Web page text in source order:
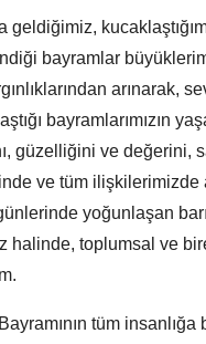
bayramlar
arınarak,
bayramlarımızın
güzelliğini ve değerini,
ve tüm ilişkilerimizde
yoğunlaşan
halinde, toplumsal ve
tüm insanlığa